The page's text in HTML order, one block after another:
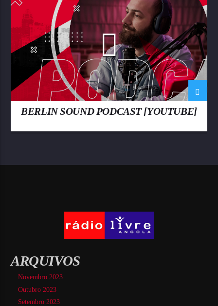
BERLIN SOUND PODCAST [YOUTUBE]
ARQUIVOS
Novembro 2023
Outubro 2023
Setembro 2023